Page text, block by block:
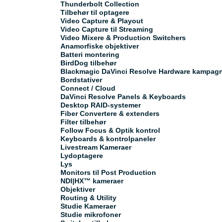
Thunderbolt Collection
Tilbehør til optagere
Video Capture & Playout
Video Capture til Streaming
Video Mixere & Production Switchers
Anamorfiske objektiver
Batteri montering
BirdDog tilbehør
Blackmagic DaVinci Resolve Hardware
Bordstativer
Connect / Cloud
DaVinci Resolve Panels & Keyboards
Desktop RAID-systemer
Fiber Convertere & extenders
Filter tilbehør
Follow Focus & Optik kontrol
Keyboards & kontrolpaneler
Livestream Kameraer
Lydoptagere
Lys
Monitors til Post Production
NDI|HX™ kameraer
Objektiver
Routing & Utility
Studie Kameraer
Studie mikrofoner